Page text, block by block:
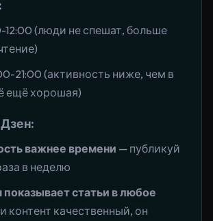
12:00 (люди не спешат, больше
21:00 (активность ниже, чем в
ещё хорошая)
важнее времени — публикуй
в неделю
статьи в любое
контент качественный, он